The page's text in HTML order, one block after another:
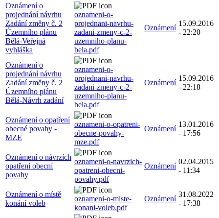
Oznámení o
projednání návrhu
Zadání změny č. 2
Územního plánu
Bělá-Veřejná
vyhláška
oznameni-o-
projednani-navrhu-
zadani-zmeny-c-2-
uzemniho-planu-
bela.pdf
Oznámení
15.09.2016
- 22:20
Oznámení o
projednání návrhu
Zadání změny č. 2
Územního plánu
Bělá-Návrh zadání
oznameni-o-
projednani-navrhu-
zadani-zmeny-c-2-
uzemniho-planu-
bela.pdf
Oznámení
15.09.2016
- 22:18
Oznámení o opatření
obecné povahy -
MZE
oznameni-o-opatreni-
obecne-povahy-
mze.pdf
Oznámení
13.01.2016
- 17:56
Oznámení o návrzích
opatření obecní
povahy
oznameni-o-navrzich-
opatreni-obecni-
povahy.pdf
Oznámení
02.04.2015
- 11:34
Oznámení o místě
konání voleb
oznameni-o-miste-
konani-voleb.pdf
Oznámení
31.08.2022
- 17:38